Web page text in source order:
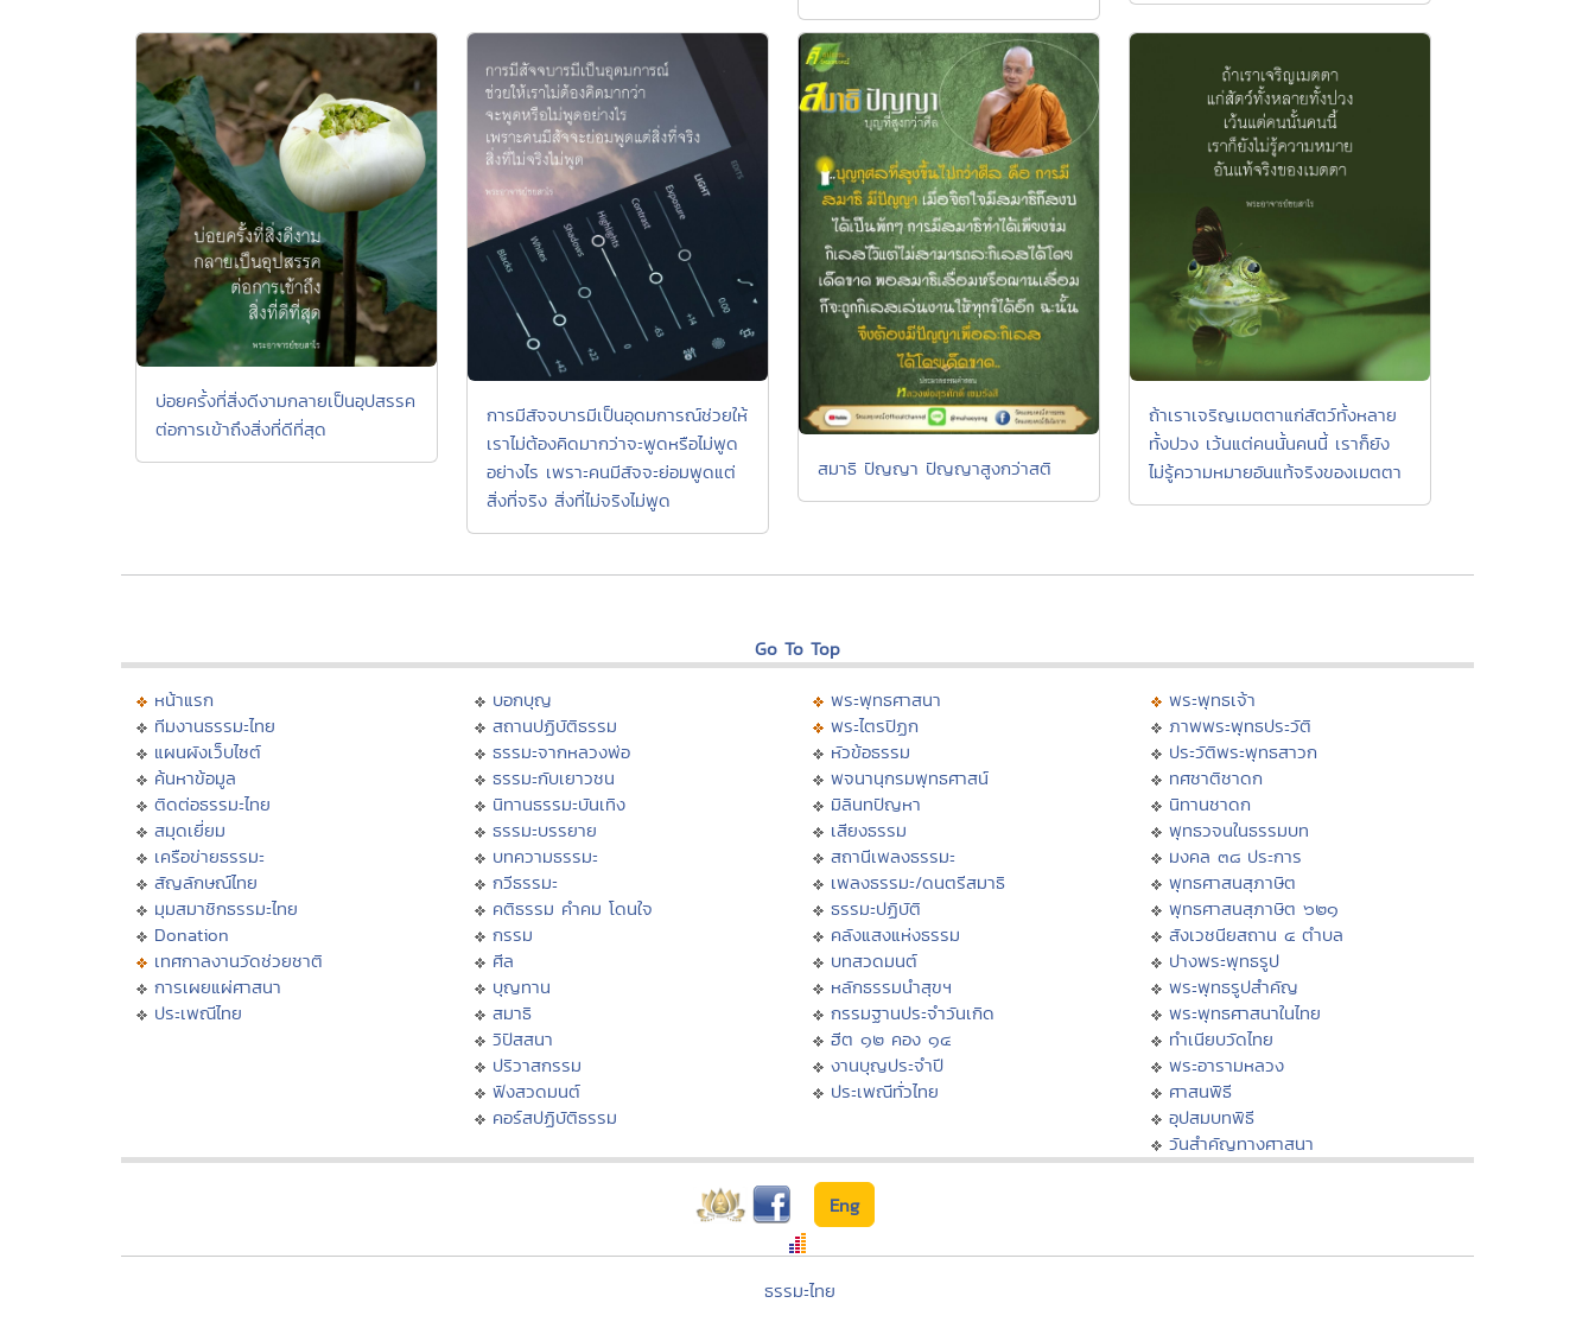
บ่อยครั้งที่สิ่งดีงามกลายเป็นอุปสรรค
ต่อการเข้าถึงสิ่งที่ดีที่สุด
การมีสัจจบารมีเป็นอุดมการณ์ช่วยให้
เราไม่ต้องคิดมากว่าจะพูดหรือไม่พูด
อย่างไร เพราะคนมีสัจจะย่อมพูดแต่
สิ่งที่จริง สิ่งที่ไม่จริงไม่พูด
สมาธิ ปัญญา ปัญญาสูงกว่าสติ
ถ้าเราเจริญเมตตาแก่สัตว์ทั้งหลาย
ทั้งปวง เว้นแต่คนนั้นคนนี้ เราก็ยัง
ไม่รู้ความหมายอันแท้จริงของเมตตา
Go To Top
หน้าแรก
ทีมงานธรรมะไทย
แผนผังเว็บไซต์
ค้นหาข้อมูล
ติดต่อธรรมะไทย
สมุดเยี่ยม
เครือข่ายธรรมะ
สัญลักษณ์ไทย
มุมสมาชิกธรรมะไทย
Donation
เทศกาลงานวัดช่วยชาติ
การเผยแผ่ศาสนา
ประเพณีไทย
บอกบุญ
สถานปฏิบัติธรรม
ธรรมะจากหลวงพ่อ
ธรรมะกับเยาวชน
นิทานธรรมะบันเทิง
ธรรมะบรรยาย
บทความธรรมะ
กวีธรรมะ
คติธรรม คำคม โดนใจ
กรรม
ศีล
บุญทาน
สมาธิ
วิปัสสนา
ปริวาสกรรม
ฟังสวดมนต์
คอร์สปฏิบัติธรรม
พระพุทธศาสนา
พระไตรปิฏก
หัวข้อธรรม
พจนานุกรมพุทธศาสน์
มิลินทปัญหา
เสียงธรรม
สถานีเพลงธรรมะ
เพลงธรรมะ/ดนตรีสมาธิ
ธรรมะปฏิบัติ
คลังแสงแห่งธรรม
บทสวดมนต์
หลักธรรมนำสุขฯ
กรรมฐานประจำวันเกิด
ฮีต ๑๒ คอง ๑๔
งานบุญประจำปี
ประเพณีทั่วไทย
พระพุทธเจ้า
ภาพพระพุทธประวัติ
ประวัติพระพุทธสาวก
ทศชาติชาดก
นิทานชาดก
พุทธวจนในธรรมบท
มงคล ๓๘ ประการ
พุทธศาสนสุภาษิต
พุทธศาสนสุภาษิต ๖๒๑
สังเวชนียสถาน ๔ ตำบล
ปางพระพุทธรูป
พระพุทธรูปสำคัญ
พระพุทธศาสนาในไทย
ทำเนียบวัดไทย
พระอารามหลวง
ศาสนพิธี
อุปสมบทพิธี
วันสำคัญทางศาสนา
Eng
ธรรมะไทย